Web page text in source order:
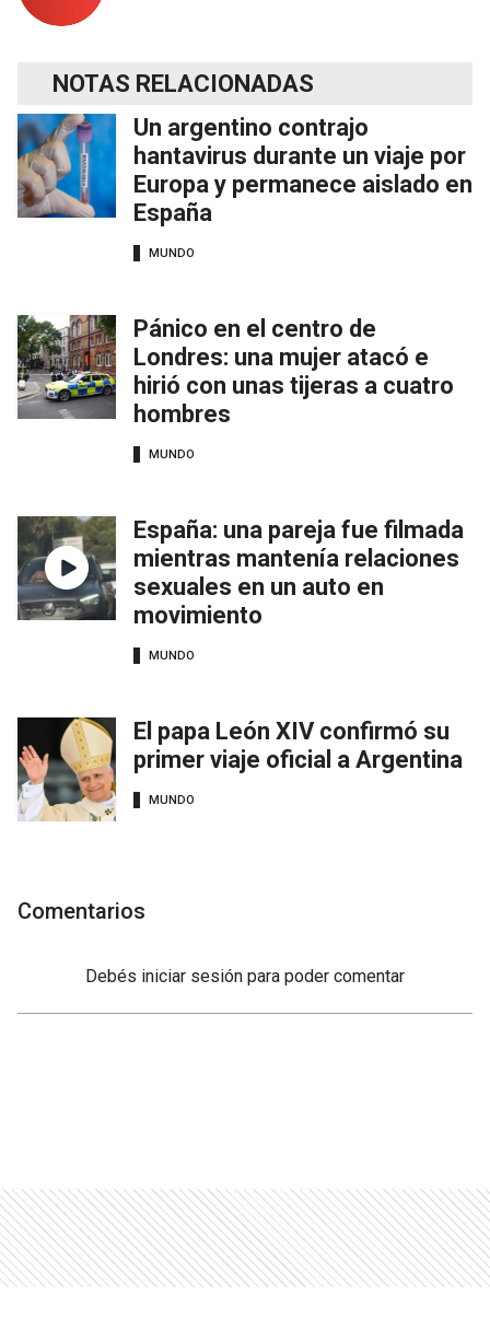
NOTAS RELACIONADAS
Un argentino contrajo
hantavirus durante un viaje por
Europa y permanece aislado en
España
MUNDO
Pánico en el centro de
Londres: una mujer atacó e
hirió con unas tijeras a cuatro
hombres
MUNDO
España: una pareja fue filmada
mientras mantenía relaciones
sexuales en un auto en
movimiento
MUNDO
El papa León XIV confirmó su
primer viaje oficial a Argentina
MUNDO
Comentarios
Debés iniciar sesión para poder comentar